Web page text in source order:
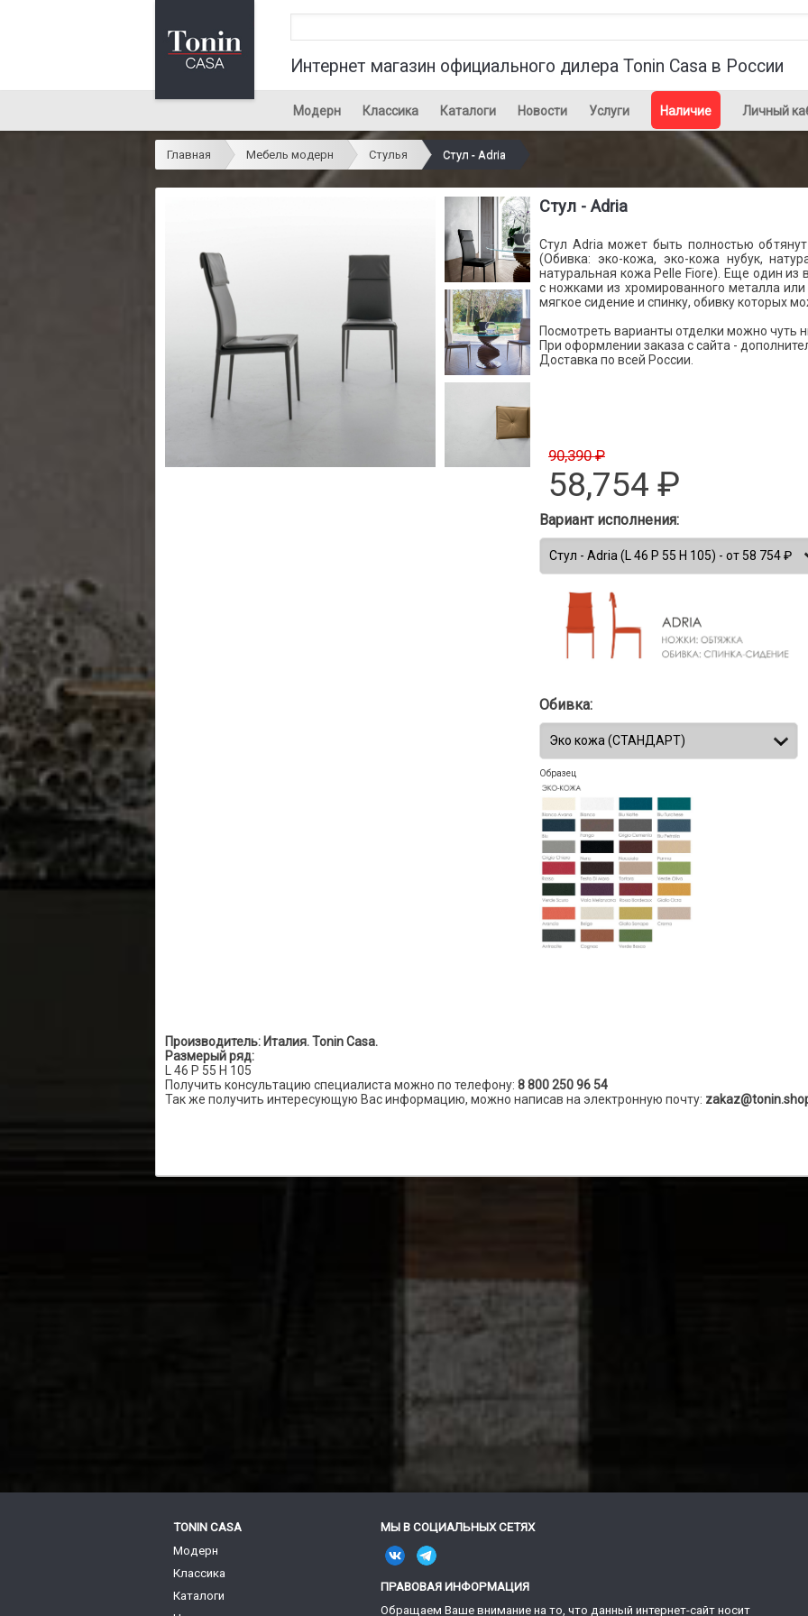
Интернет магазин официального дилера Tonin Casa в России
Модерн Классика Каталоги Новости Услуги Наличие Личный
Главная Мебель модерн Стулья Стул - Adria
Стул - Adria
Стул Adria может быть полностью
(Обивка: эко-кожа, эко-кожа нубук,
натуральная кожа Pelle Fiore). Еще один из
с ножками из хромированного металла
мягкое сидение и спинку, обивку которых
Посмотреть варианты отделки можно чуть
При оформлении заказа с сайта -
Доставка по всей России.
90,390 ₽
58,754 ₽
Вариант исполнения:
Обивка:
Образец
Производитель: Италия. Tonin Casa.
Размерый ряд:
L 46 P 55 H 105
Получить консультацию специалиста можно по телефону: 8 800 250 96 54
Так же получить интересующую Вас информацию, можно написав на электронную почту:
TONIN CASA
Модерн
Классика
Каталоги
МЫ В СОЦИАЛЬНЫХ СЕТЯХ
ПРАВОВАЯ ИНФОРМАЦИЯ
Обращаем Ваше внимание на то, что данный интернет-сайт носит